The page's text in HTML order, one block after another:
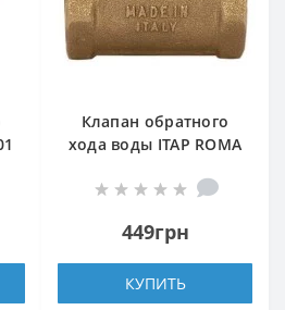
Клапан обратного
хода воды ITAP ROMA
449грн
КУПИТЬ